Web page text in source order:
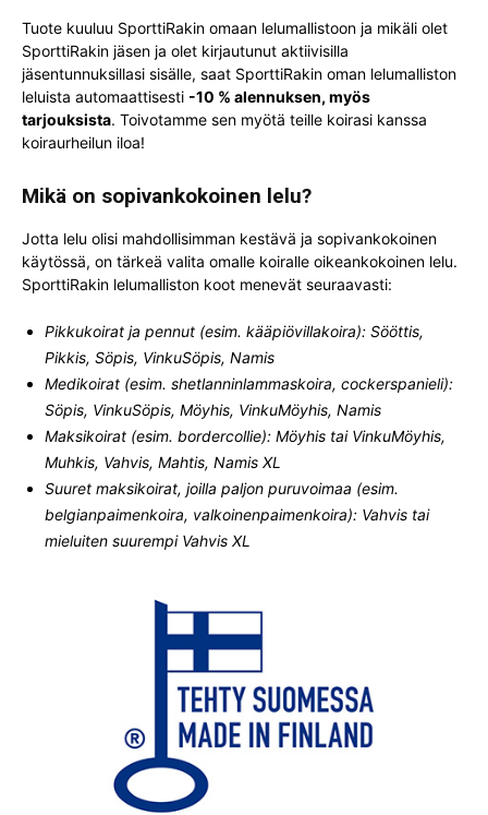
Tuote kuuluu SporttiRakin omaan lelumallistoon ja mikäli olet
SporttiRakin jäsen ja olet kirjautunut aktiivisilla
jäsentunnuksillasi sisälle, saat SporttiRakin oman lelumalliston
leluista automaattisesti -10 % alennuksen, myös
tarjouksista. Toivotamme sen myötä teille koirasi kanssa
koiraurheilun iloa!
Mikä on sopivankokoinen lelu?
Jotta lelu olisi mahdollisimman kestävä ja sopivankokoinen
käytössä, on tärkeä valita omalle koiralle oikeankokoinen lelu.
SporttiRakin lelumalliston koot menevät seuraavasti:
Pikkukoirat ja pennut (esim. kääpiövillakoira): Sööttis,
Pikkis, Söpis, VinkuSöpis, Namis
Medikoirat (esim. shetlanninlammaskoira, cockerspanieli):
Söpis, VinkuSöpis, Möyhis, VinkuMöyhis, Namis
Maksikoirat (esim. bordercollie): Möyhis tai VinkuMöyhis,
Muhkis, Vahvis, Mahtis, Namis XL
Suuret maksikoirat, joilla paljon puruvoimaa (esim.
belgianpaimenkoira, valkoinenpaimenkoira): Vahvis tai
mieluiten suurempi Vahvis XL